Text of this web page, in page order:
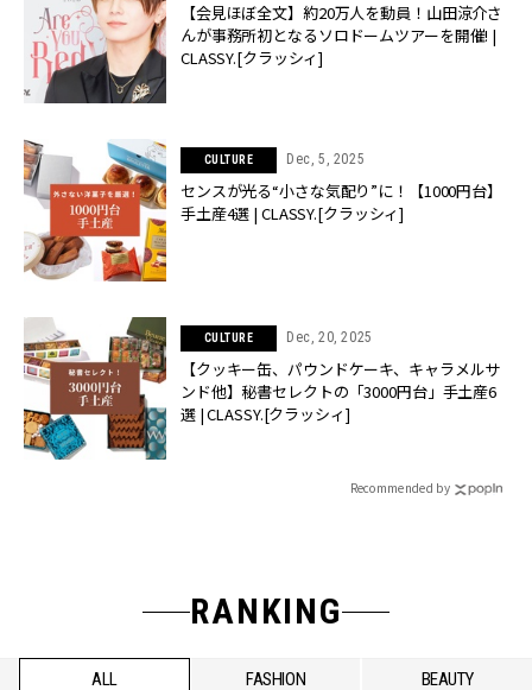
【会見ほぼ全文】約20万人を動員！山田涼介さ
んが事務所初となるソロドームツアーを開催! |
CLASSY.[クラッシィ]
CULTURE Dec, 5, 2025
センスが光る“小さな気配り”に！【1000円台】
手土産4選 | CLASSY.[クラッシィ]
CULTURE Dec, 20, 2025
【クッキー缶、パウンドケーキ、キャラメルサ
ンド他】秘書セレクトの「3000円台」手土産6
選 | CLASSY.[クラッシィ]
Recommended by
RANKING
ALL FASHION BEAUTY